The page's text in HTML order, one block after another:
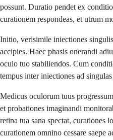
possunt. Duratio pendet ex
curationem respondeas, et utrum
Initio, verisimile iniectiones
accipies. Haec phasis onerandi
oculo tuo stabiliendos. Cum
tempus inter iniectiones ad
Medicus oculorum tuus
et probationes imaginandi
retina tua sana spectat, curationes
curationem omnino cessare saepe